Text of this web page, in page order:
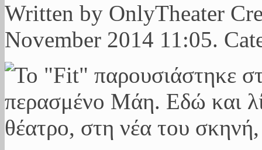
Written by OnlyTheater
November 2014 11:05.